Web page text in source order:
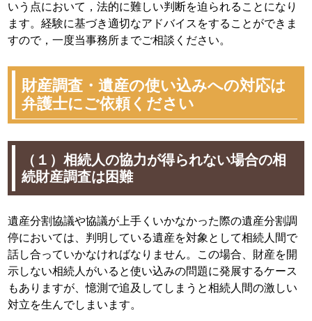
いう点において，法的に難しい判断を迫られることになり
ます。経験に基づき適切なアドバイスをすることができま
すので，一度当事務所までご相談ください。
財産調査・遺産の使い込みへの対応は
弁護士にご依頼ください
（１）相続人の協力が得られない場合の相
続財産調査は困難
遺産分割協議や協議が上手くいかなかった際の遺産分割調
停においては、判明している遺産を対象として相続人間で
話し合っていかなければなりません。この場合、財産を開
示しない相続人がいると使い込みの問題に発展するケース
もありますが、憶測で追及してしまうと相続人間の激しい
対立を生んでしまいます。